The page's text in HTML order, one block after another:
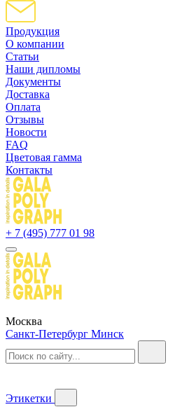
Продукция
О компании
Статьи
Наши дипломы
Документы
Доставка
Оплата
Отзывы
Новости
FAQ
Цветовая гамма
Контакты
+ 7 (495) 777 01 98
Москва
Санкт-Петербург Минск
Этикетки